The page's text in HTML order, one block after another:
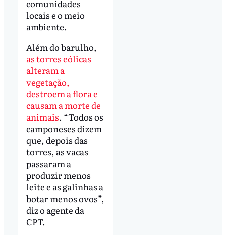
comunidades
locais e o meio
ambiente.
Além do barulho,
as torres eólicas
alteram a
vegetação,
destroem a flora e
causam a morte de
animais. “Todos os
camponeses dizem
que, depois das
torres, as vacas
passaram a
produzir menos
leite e as galinhas a
botar menos ovos”,
diz o agente da
CPT.